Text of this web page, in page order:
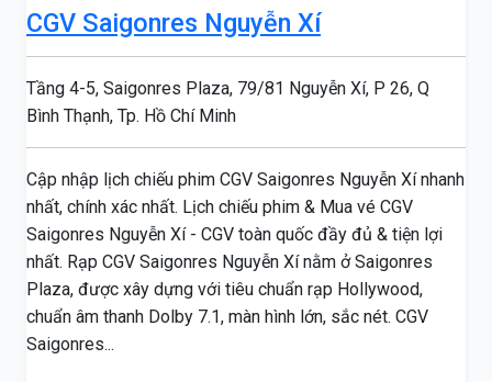
CGV Saigonres Nguyễn Xí
Tầng 4-5, Saigonres Plaza, 79/81 Nguyễn Xí, P 26, Q
Bình Thạnh, Tp. Hồ Chí Minh
Cập nhập lịch chiếu phim CGV Saigonres Nguyễn Xí nhanh
nhất, chính xác nhất. Lịch chiếu phim & Mua vé CGV
Saigonres Nguyễn Xí - CGV toàn quốc đầy đủ & tiện lợi
nhất. Rạp CGV Saigonres Nguyễn Xí nằm ở Saigonres
Plaza, được xây dựng với tiêu chuẩn rạp Hollywood,
chuẩn âm thanh Dolby 7.1, màn hình lớn, sắc nét. CGV
Saigonres...